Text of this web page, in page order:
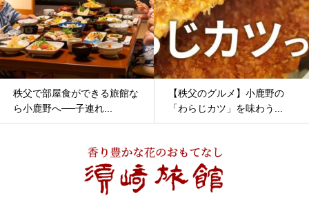
秩父で部屋食ができる旅館な
ら小鹿野へ──子連れ...
【秩父のグルメ】小鹿野の
「わらじカツ」を味わう...